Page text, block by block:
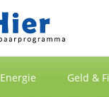
Energie Geld &